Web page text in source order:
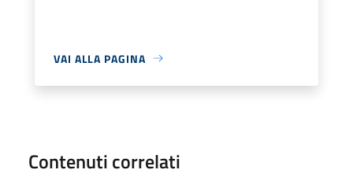
VAI ALLA PAGINA
Contenuti correlati